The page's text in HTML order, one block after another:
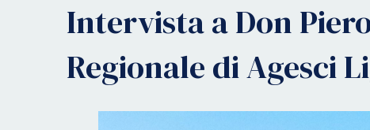
Intervista a Don
Regionale di Agesci